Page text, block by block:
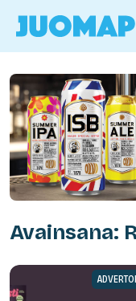
Avainsana: